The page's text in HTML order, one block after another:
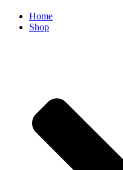
Home
Shop